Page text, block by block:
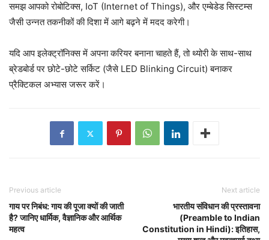
समझ आपको रोबोटिक्स, IoT (Internet of Things), और एम्बेडेड सिस्टम्स
जैसी उन्नत तकनीकों की दिशा में आगे बढ़ने में मदद करेगी।
यदि आप इलेक्ट्रॉनिक्स में अपना करियर बनाना चाहते हैं, तो थ्योरी के साथ-साथ
ब्रेडबोर्ड पर छोटे-छोटे सर्किट (जैसे LED Blinking Circuit) बनाकर
प्रैक्टिकल अभ्यास जरूर करें।
Previous article
गाय पर निबंध: गाय की पूजा क्यों की जाती
है? जानिए धार्मिक, वैज्ञानिक और आर्थिक
महत्व
Next article
भारतीय संविधान की प्रस्तावना
(Preamble to Indian
Constitution in Hindi): इतिहास,